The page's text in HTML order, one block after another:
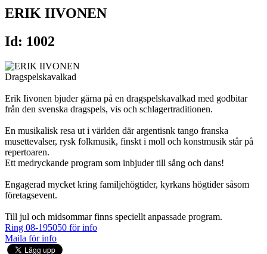
ERIK IIVONEN
Id: 1002
Dragspelskavalkad
Erik Iivonen bjuder gärna på en dragspelskavalkad med godbitar
från den svenska dragspels, vis och schlagertraditionen.
En musikalisk resa ut i världen där argentisnk tango franska
musettevalser, rysk folkmusik, finskt i moll och konstmusik står på
repertoaren.
Ett medryckande program som inbjuder till sång och dans!
Engagerad mycket kring familjehögtider, kyrkans högtider såsom
företagsevent.
Till jul och midsommar finns speciellt anpassade program.
Ring 08-195050 för info
Maila för info